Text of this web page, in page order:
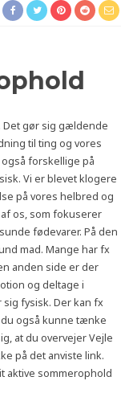
Det gør sig gældende
til ting og vores
forskellige på
Vi er blevet klogere
på vores helbred og
os, som fokuserer
fødevarer. På den
mad. Mange har fx
anden side er der
og deltage i
fysisk. Der kan fx
også kunne tænke
at du overvejer Vejle
på det anviste link.
aktive sommerophold